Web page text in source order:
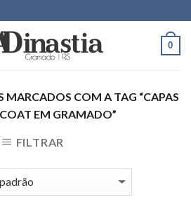
0
MARCADOS COM A TAG “CAPAS
EM GRAMADO”
FILTRAR